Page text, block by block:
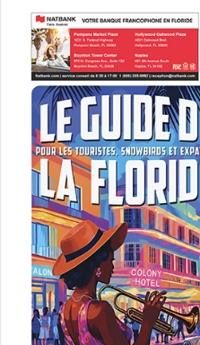
Tél Broward: (954) 527-8540
Tél Miami: (305) 704-7098
Info@theintlawfirm.com
www.theintlawfirm.com